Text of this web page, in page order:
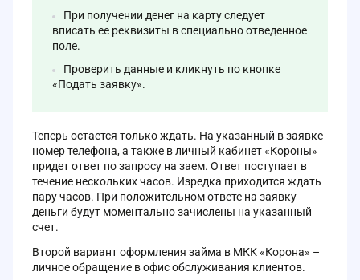
При получении денег на карту следует
вписать ее реквизиты в специально отведенное
поле.
Проверить данные и кликнуть по кнопке
«Подать заявку».
Теперь остается только ждать. На указанный в заявке
номер телефона, а также в личный кабинет «Короны»
придет ответ по запросу на заем. Ответ поступает в
течение нескольких часов. Изредка приходится ждать
пару часов. При положительном ответе на заявку
деньги будут моментально зачислены на указанный
счет.
Второй вариант оформления займа в МКК «Корона» –
личное обращение в офис обслуживания клиентов.